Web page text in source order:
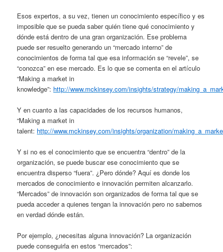
Esos expertos, a su vez, tienen un conocimiento específico y es
imposible que se pueda saber quién tiene qué conocimiento y
dónde está dentro de una gran organización. Ese problema
puede ser resuelto generando un “mercado interno” de
conocimientos de forma tal que esa información se “revele”, se
“conozca” en ese mercado. Es lo que se comenta en el artículo
“Making a market in
knowledge”: http://www.mckinsey.com/insights/strategy/
Y en cuanto a las capacidades de los recursos humanos,
“Making a market in
talent: http://www.mckinsey.com/insights/organization/
Y si no es el conocimiento que se encuentra “dentro” de la
organización, se puede buscar ese conocimiento que se
encuentra disperso “fuera”. ¿Pero dónde? Aquí es donde los
mercados de conocimiento e innovación permiten alcanzarlo.
“Mercados” de innovación son organizados de forma tal que se
pueda acceder a quienes tengan la innovación pero no sabemos
en verdad dónde están.
Por ejemplo, ¿necesitas alguna innovación? La organización
puede conseguirla en estos “mercados”: